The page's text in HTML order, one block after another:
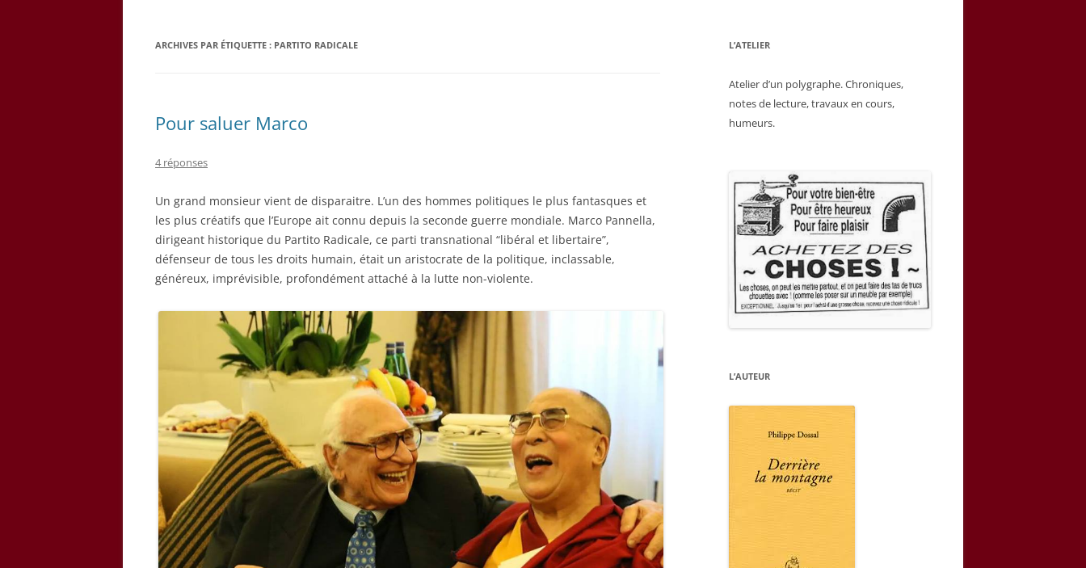
ARCHIVES PAR ÉTIQUETTE : PARTITO RADICALE
Pour saluer Marco
4 réponses
Un grand monsieur vient de disparaitre. L’un des hommes politiques le plus fantasques et
les plus créatifs que l’Europe ait connu depuis la seconde guerre mondiale. Marco Pannella,
dirigeant historique du Partito Radicale, ce parti transnational “libéral et libertaire”,
défenseur de tous les droits humain, était un aristocrate de la politique, inclassable,
généreux, imprévisible, profondément attaché à la lutte non-violente.
L’ATELIER
Atelier d’un polygraphe. Chroniques,
notes de lecture, travaux en cours,
humeurs.
L’AUTEUR